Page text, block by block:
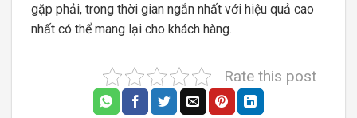
gặp phải, trong thời gian ngắn nhất với hiệu quả cao
nhất có thể mang lại cho khách hàng.
Rate this post